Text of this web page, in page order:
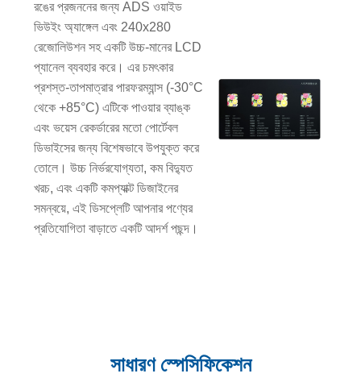
রঙের প্রজননের জন্য ADS ওয়াইড
ভিউইং অ্যাঙ্গেল এবং 240x280
রেজোলিউশন সহ একটি উচ্চ-মানের LCD
প্যানেল ব্যবহার করে। এর চমৎকার
প্রশস্ত-তাপমাত্রার পারফরম্যান্স (-30°C
থেকে +85°C) এটিকে পাওয়ার ব্যাঙ্ক
এবং ভয়েস রেকর্ডারের মতো পোর্টেবল
ডিভাইসের জন্য বিশেষভাবে উপযুক্ত করে
তোলে। উচ্চ নির্ভরযোগ্যতা, কম বিদ্যুত
খরচ, এবং একটি কমপ্যাক্ট ডিজাইনের
সমন্বয়ে, এই ডিসপ্লেটি আপনার পণ্যের
প্রতিযোগিতা বাড়াতে একটি আদর্শ পছন্দ।
সাধারণ স্পেসিফিকেশন